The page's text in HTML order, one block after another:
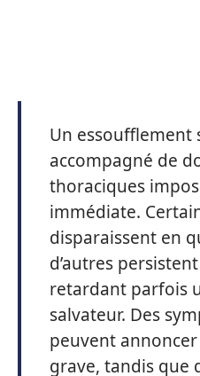
Un essoufflement
accompagné de
thoraciques
immédiate.
disparaissent en
d’autres
retardant parfois
salvateur. Des
peuvent
grave, tandis que